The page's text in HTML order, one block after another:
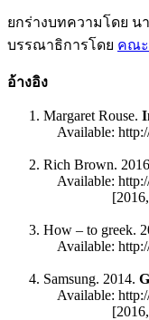
ยกร่างบทความโดย น
บรรณาธิการโดย คณะ
อ้างอิง
Margaret Rouse.
Available:
Rich Brown.
Available: http://
[2016,
How – to greek.
Available:
Samsung. 2014.
Available:
[2016,